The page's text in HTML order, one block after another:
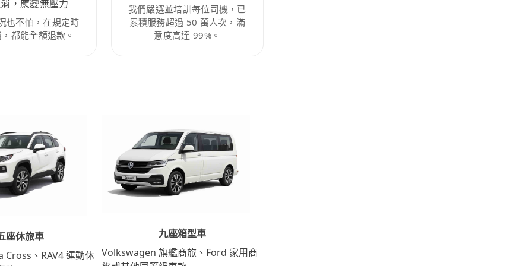
，應變無壓力
也不怕，在規定時
都能全額退款。
我們嚴選並培訓每位司機，已
累積服務超過 50 萬人次，滿
意度高達 99%。
座休旅車
Cross、RAV4 運動休
九座箱型車
Volkswagen 旗艦商旅、Ford 家用商